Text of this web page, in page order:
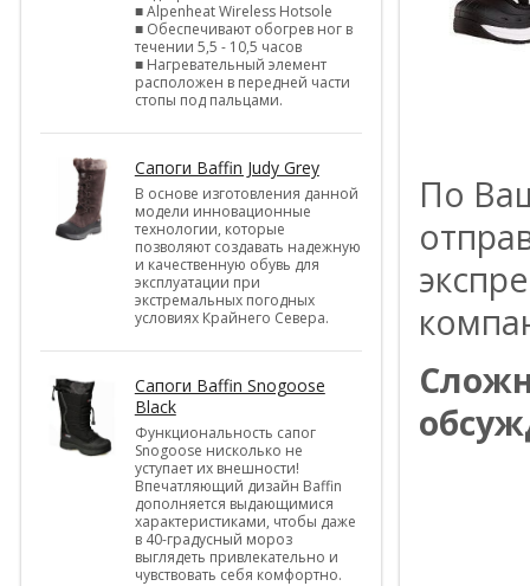
■ Alpenheat Wireless Hotsole
■ Обеспечивают обогрев ног в
течении 5,5 - 10,5 часов
■ Нагревательный элемент
расположен в передней части
стопы под пальцами.
Сапоги Baffin Judy Grey
В основе изготовления данной
модели инновационные
технологии, которые
позволяют создавать надежную
и качественную обувь для
эксплуатации при
экстремальных погодных
условиях Крайнего Севера.
Сапоги Baffin Snogoose
Black
Функциональность сапог
Snogoose нисколько не
уступает их внешности!
Впечатляющий дизайн Baffin
дополняется выдающимися
характеристиками, чтобы даже
в 40-градусный мороз
выглядеть привлекательно и
чувствовать себя комфортно.
По